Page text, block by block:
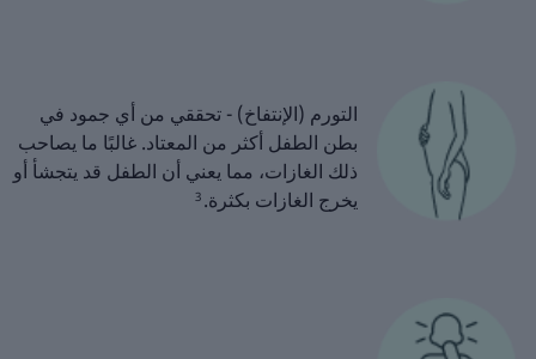
التورم (الإنتفاخ) - تحققي من أي جمود في
بطن الطفل أكثر من المعتاد. غالبًا ما يصاحب
ذلك الغازات، مما يعني أن الطفل قد يتجشأ أو
يخرج الغازات بكثرة. 3